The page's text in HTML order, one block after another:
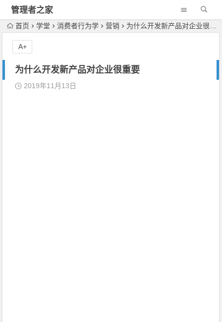
管理者之家
首页 学堂 消费者行为学 营销 为什么开发新产品对企业很重要
为什么开发新产品对企业很重要
2019年11月13日
A+